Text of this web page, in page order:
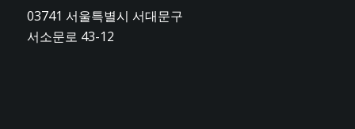
03741 서울특별시 서대문구
서소문로 43-12